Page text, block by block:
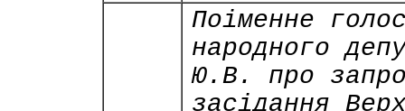
Поіменне
народного
Ю.В. про
засідання